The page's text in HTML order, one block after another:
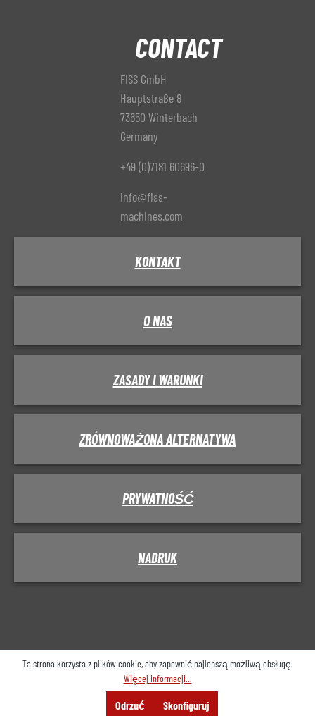
Konsultacje Szukaj
CONTACT
FISS GmbH
Hauptstraße 8
73650 Winterbach
Germany
+49 (0)7181 60696-0
info@fiss-
machines.com
KONTAKT
O NAS
ZASADY I WARUNKI
ZRÓWNOWAŻONA ALTERNATYWA
PRYWATNOŚĆ
NADRUK
Ta strona korzysta z plików cookie, aby zapewnić najlepszą możliwą obsługę.
Więcej informacji...
Odrzuć Skonfiguruj